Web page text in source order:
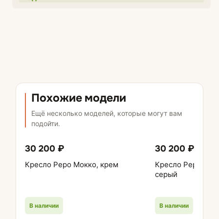
Похожие модели
Ещё несколько моделей, которые могут вам
подойти.
30 200 ₽
Кресло Реро Мокко, крем
В наличии
30 200 ₽
Кресло Реро
серый
В наличии